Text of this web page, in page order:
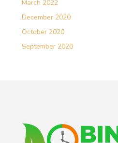
March 2022
December 2020
October 2020
September 2020